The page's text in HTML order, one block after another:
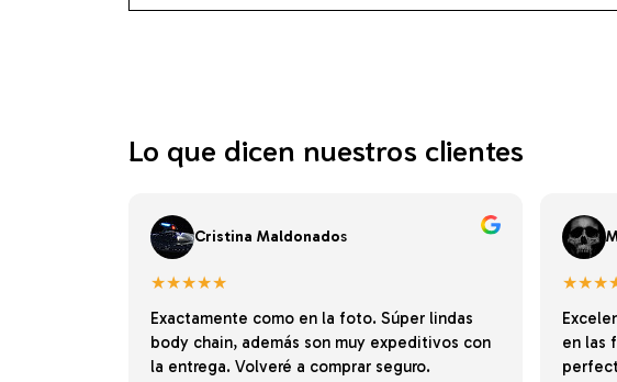
Lo que dicen nuestros clientes
Cristina Maldonados
★★★★★
Exactamente como en la foto. Súper lindas
body chain, además son muy expeditivos con
la entrega. Volveré a comprar seguro.
en las